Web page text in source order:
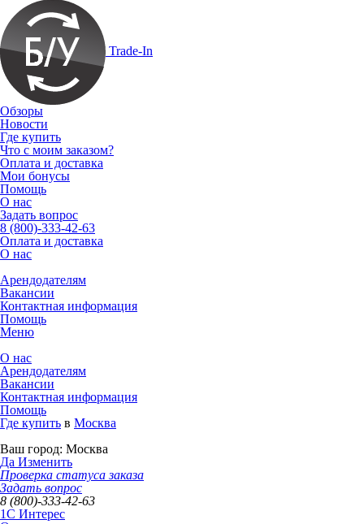
Trade-In
Обзоры
Новости
Где купить
Что с моим заказом?
Оплата и доставка
Мои бонусы
Помощь
О нас
Задать вопрос
8 (800)-333-42-63
Оплата и доставка
О нас
Арендодателям
Вакансии
Контактная информация
Помощь
Меню
О нас
Арендодателям
Вакансии
Контактная информация
Помощь
Где купить в Москва
Ваш город: Москва
Да Изменить
Проверка статуса заказа
Задать вопрос
8 (800)-333-42-63
1C Интерес